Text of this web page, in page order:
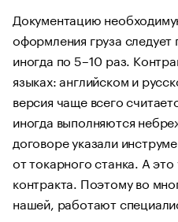
Документацию
оформления груза
иногда по 5–10 раз.
языках: английском и
версия чаще всего
иногда выполняются
договоре указали
от токарного станка. А
контракта. Поэтому во
нашей, работают